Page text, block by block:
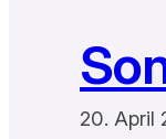
20. April